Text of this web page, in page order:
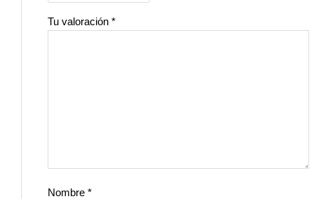
Tu valoración *
Nombre *